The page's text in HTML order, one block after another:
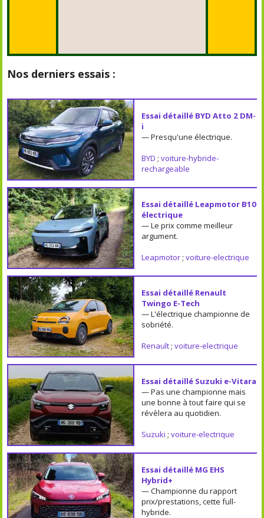
Nos derniers essais :
Essai détaillé BYD Atto 2 DM-
i
— Presqu'une électrique.
BYD ; voiture-hybride-
rechargeable
Essai détaillé Leapmotor B10
électrique
— Le prix comme meilleur
argument.
Leapmotor ; voiture-electrique
Essai détaillé Renault
Twingo E-Tech
— L'électrique championne de
sobriété.
Renault ; voiture-electrique
Essai détaillé Suzuki e-Vitara
— Pas une championne mais
une bonne à tout faire qui se
révèlera au quotidien.
Suzuki ; voiture-electrique
Essai détaillé MG EHS
Hybrid+
— Championne du rapport
prix/prestations, cette full-
hybride.